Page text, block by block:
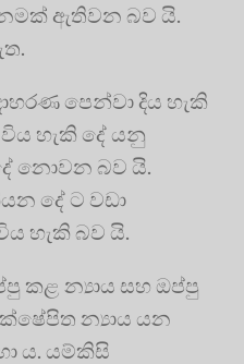
ඇතිවන බව යි.
පෙන්වා දිය හැකි
හැකි දේ යනු
නොවන බව යි.
දේ ට වඩා
හැකි බව යි.
කළ න්‍යාය සහ ඔප්පු
න්‍යාය යන
ය. යම්කිසි